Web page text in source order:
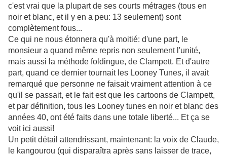
c'est vrai que la plupart de ses courts métrages (tous en
noir et blanc, et il y en a peu: 13 seulement) sont
complètement fous...
Ce qui ne nous étonnera qu'à moitié: d'une part, le
monsieur a quand même repris non seulement l'unité,
mais aussi la méthode foldingue, de Clampett. Et d'autre
part, quand ce dernier tournait les Looney Tunes, il avait
remarqué que personne ne faisait vraiment attention à ce
qu'il se passait, et le fait est que les cartoons de Clampett,
et par définition, tous les Looney tunes en noir et blanc des
années 40, ont été faits dans une totale liberté... Et ça se
voit ici aussi!
Un petit détail attendrissant, maintenant: la voix de Claude,
le kangourou (qui disparaîtra après sans laisser de trace,